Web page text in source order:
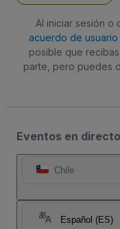
Al iniciar sesión o
acuerdo de usuario
posible que
parte, pero puedes
Eventos en
Chile
Español (ES)